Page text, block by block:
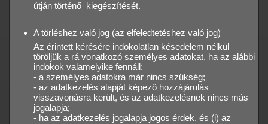
útján történő  kiegészítését.
A törléshez való jog (az elfeledtetéshez való jog)
Az érintett kérésére indokolatlan késedelem nélkül
töröljük a rá vonatkozó személyes adatokat, ha az alábbi
indokok valamelyike fennáll:
- a személyes adatokra már nincs szükség;
- az adatkezelés alapját képező hozzájárulás
visszavonásra került, és az adatkezelésnek nincs más
jogalapja;
- ha az adatkezelés jogalapja jogos érdek, és (i) az